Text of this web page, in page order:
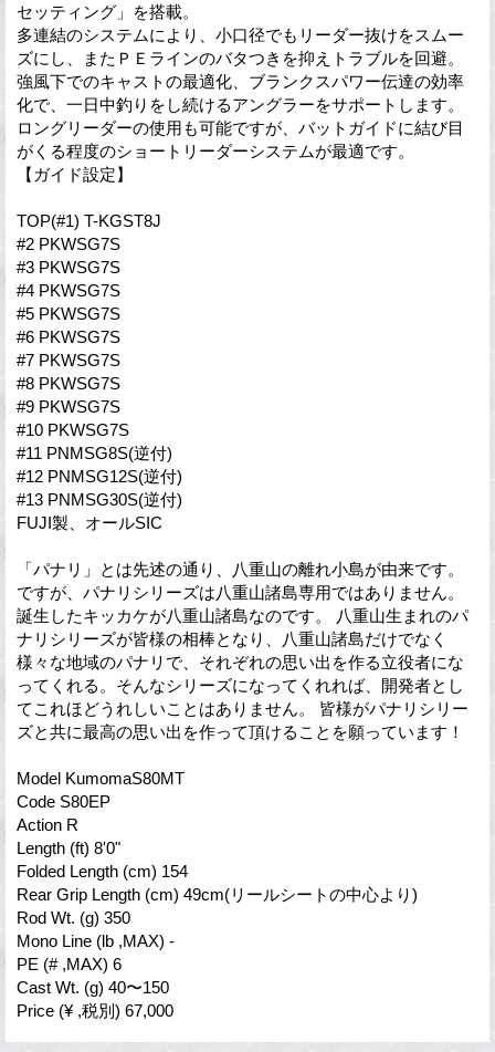
セッティング」を搭載。
多連結のシステムにより、小口径でもリーダー抜けをスムー
ズにし、またＰＥラインのバタつきを抑えトラブルを回避。
強風下でのキャストの最適化、ブランクスパワー伝達の効率
化で、一日中釣りをし続けるアングラーをサポートします。
ロングリーダーの使用も可能ですが、バットガイドに結び目
がくる程度のショートリーダーシステムが最適です。
【ガイド設定】
TOP(#1) T-KGST8J
#2 PKWSG7S
#3 PKWSG7S
#4 PKWSG7S
#5 PKWSG7S
#6 PKWSG7S
#7 PKWSG7S
#8 PKWSG7S
#9 PKWSG7S
#10 PKWSG7S
#11 PNMSG8S(逆付)
#12 PNMSG12S(逆付)
#13 PNMSG30S(逆付)
FUJI製、オールSIC
「パナリ」とは先述の通り、八重山の離れ小島が由来です。
ですが、パナリシリーズは八重山諸島専用ではありません。
誕生したキッカケが八重山諸島なのです。 八重山生まれのパ
ナリシリーズが皆様の相棒となり、八重山諸島だけでなく
様々な地域のパナリで、それぞれの思い出を作る立役者にな
ってくれる。そんなシリーズになってくれれば、開発者とし
てこれほどうれしいことはありません。 皆様がパナリシリー
ズと共に最高の思い出を作って頂けることを願っています！
Model KumomaS80MT
Code S80EP
Action R
Length (ft) 8'0"
Folded Length (cm) 154
Rear Grip Length (cm) 49cm(リールシートの中心より)
Rod Wt. (g) 350
Mono Line (lb ,MAX) -
PE (# ,MAX) 6
Cast Wt. (g) 40〜150
Price (¥ ,税別) 67,000